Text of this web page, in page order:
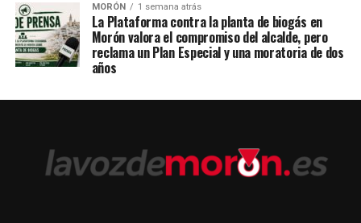
MORÓN 1 semana atrás
La Plataforma contra la planta de biogás en
Morón valora el compromiso del alcalde, pero
reclama un Plan Especial y una moratoria de dos
años